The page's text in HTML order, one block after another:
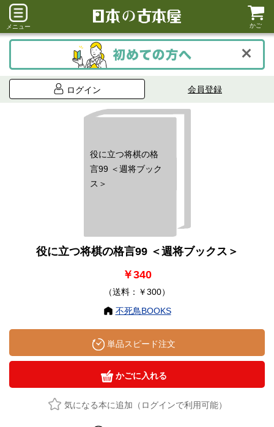
メニュー かご
ログイン 会員登録
役に立つ将棋の格
言99 ＜週将ブック
ス＞
役に立つ将棋の格言99 ＜週将ブックス＞
￥340
（送料：￥300）
不死鳥BOOKS
単品スピード注文
かごに入れる
気になる本に追加（ログインで利用可能）